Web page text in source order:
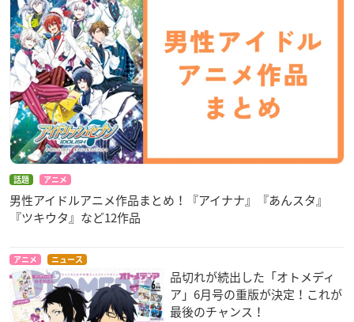
話題 アニメ
男性アイドルアニメ作品まとめ！『アイナナ』『あんスタ』
『ツキウタ』など12作品
アニメ ニュース
品切れが続出した「オトメディ
ア」6月号の重版が決定！これが
最後のチャンス！